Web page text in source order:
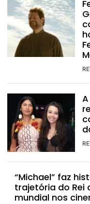
“Michael” faz
trajetória do Rei
mundial nos